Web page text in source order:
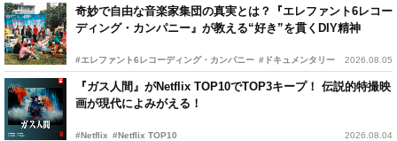
奇妙で自由な音楽家集団の真実とは？『エレファント6レコー
ディング・カンパニー』が教える“好き”を貫くDIY精神
#エレファント6レコーディング・カンパニー #ドキュメンタリー 2026.08.05
『ガス人間』がNetflix TOP10でTOP3キープ！ 伝説的特撮映
画が現代によみがえる！
#Netflix #Netflix TOP10 2026.08.04